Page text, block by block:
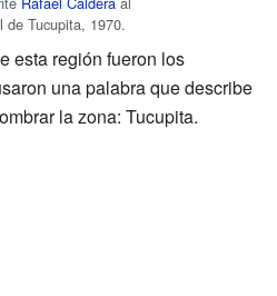
de Tucupita, 1970.
esta región fueron los
una palabra que describe
la zona: Tucupita.